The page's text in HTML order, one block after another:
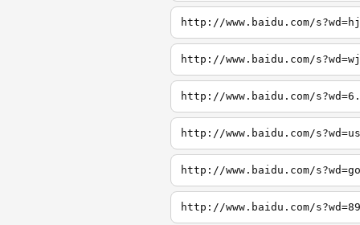
http://www.baidu.com/
http://www.baidu.com/
http://www.baidu.com/
http://www.baidu.com/
http://www.baidu.com/
http://www.baidu.com/